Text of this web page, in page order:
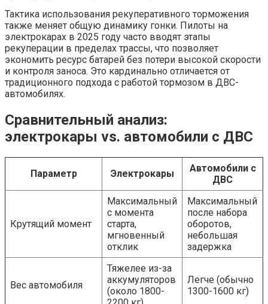
Тактика использования рекуперативного торможения
также меняет общую динамику гонки. Пилоты на
электрокарах в 2025 году часто вводят этапы
рекуперации в пределах трассы, что позволяет
экономить ресурс батарей без потери высокой скорости
и контроля заноса. Это кардинально отличается от
традиционного подхода с работой тормозом в ДВС-
автомобилях.
Сравнительный анализ:
электрокары vs. автомобили с ДВС
Параметр Электрокары
Автомобили с
ДВС
Крутящий момент
Максимальный
с момента
старта,
мгновенный
отклик
Максимальный
после набора
оборотов,
небольшая
задержка
Вес автомобиля
Тяжелее из-за
аккумуляторов
(около 1800-
Легче (обычно
1300-1600 кг)